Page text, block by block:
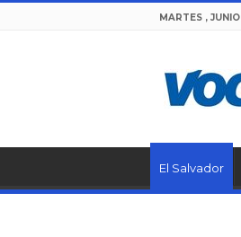
MARTES ,
El Salvador